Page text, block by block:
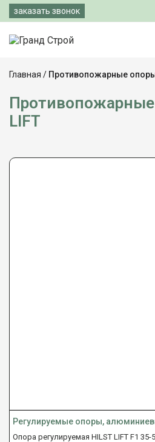
Перейти
содержимому
заказать звонок
Главная / Противопожарные опоры
LIFT
Регулируемые опоры,
Опора регулируемая HILST LIFT F1